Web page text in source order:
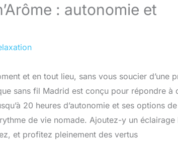
: autonomie et
et en tout lieu, sans vous soucier d’une
sans fil Madrid est conçu pour répondre à
20 heures d’autonomie et ses options de
de vie nomade. Ajoutez-y un éclairage
et profitez pleinement des vertus